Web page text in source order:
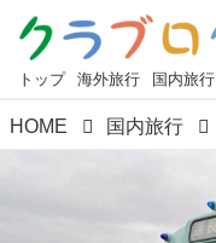
トップ 海外旅行 国内旅行
HOME 国内旅行